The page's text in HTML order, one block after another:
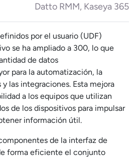
Datto RMM, Kaseya 365
por el usuario (UDF)
se ha ampliado a 300, lo que
de datos
para la automatización, la
las integraciones. Esta mejora
a los equipos que utilizan
de los dispositivos para impulsar
información útil.
de la interfaz de
forma eficiente el conjunto